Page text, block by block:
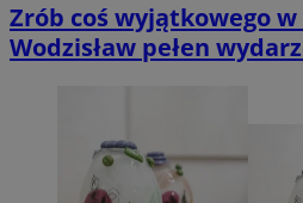
Zrób coś wyjątkowego
Wodzisław pełen